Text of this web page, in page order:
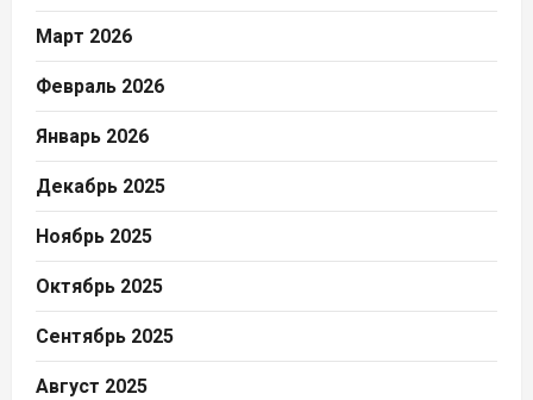
Март 2026
Февраль 2026
Январь 2026
Декабрь 2025
Ноябрь 2025
Октябрь 2025
Сентябрь 2025
Август 2025